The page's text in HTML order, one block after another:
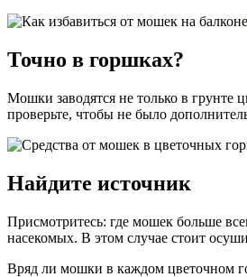
Точно в горшках?
Мошки заводятся не только в грунте
проверьте, чтобы не было
Найдите источник
Присмотритесь: где мошек больше
насекомых. В этом случае стоит
Вряд ли мошки в каждом цветочном